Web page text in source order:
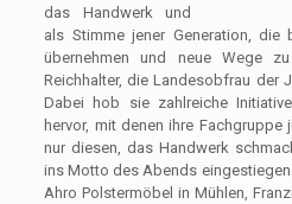
das Handwerk und
als Stimme jener Generation, die
übernehmen und neue Wege
Reichhalter, die Landesobfrau der
Dabei hob sie zahlreiche
hervor, mit denen ihre Fachgruppe
nur diesen, das Handwerk
ins Motto des Abends
Ahro Polstermöbel in Mühlen,